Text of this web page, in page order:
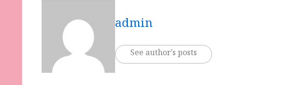
admin
See author's posts